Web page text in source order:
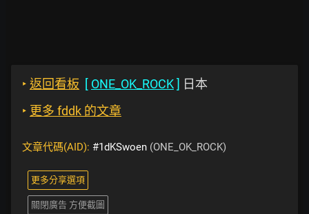
‣ 返回看板 [ ONE_OK_ROCK] 日本
‣ 更多 fddk 的文章
文章代碼(AID): #1dKSwoen (ONE_OK_ROCK)
更多分享選項
關閉廣告 方便截圖